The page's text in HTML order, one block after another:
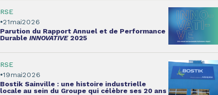
mai
21 2026
RSE
Parution du Rapport Annuel et de Performance
Durable INNOVATIVE2025
mai
19 2026
RSE
Bostik Sainville : une histoire industrielle
locale au sein du Groupe qui célèbre ses 20 ans